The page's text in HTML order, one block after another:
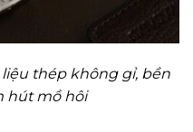
thép không gỉ, bền
hút mồ hôi